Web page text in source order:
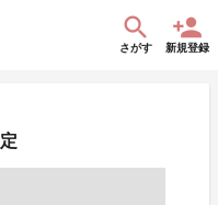
さがす 新規登録